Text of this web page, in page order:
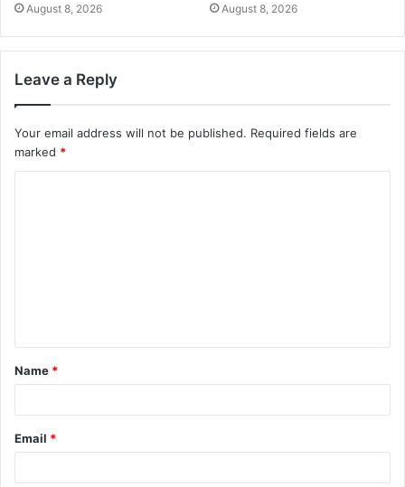
August 8, 2026 August 8, 2026
Leave a Reply
Your email address will not be published. Required fields are
marked *
Name *
Email *